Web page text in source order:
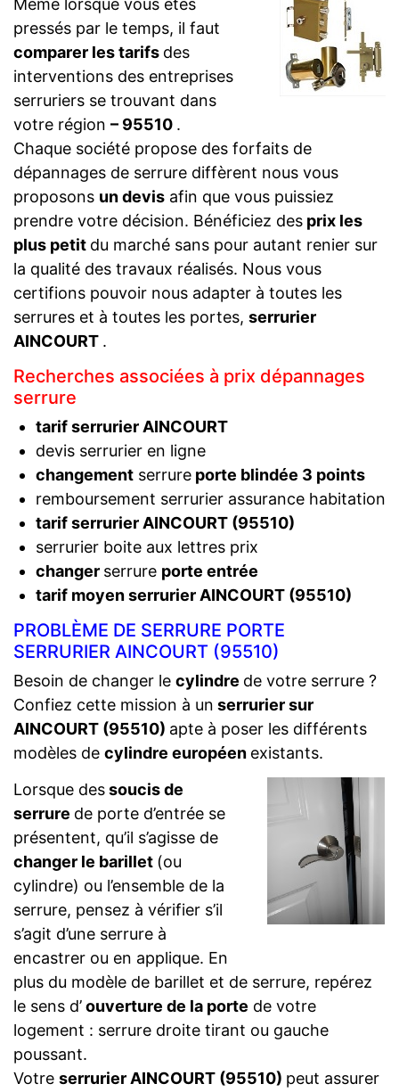
Même lorsque vous êtes
pressés par le temps, il faut
comparer les tarifs des
interventions des entreprises
serruriers se trouvant dans
votre région – 95510 .
Chaque société propose des forfaits de
dépannages de serrure diffèrent nous vous
proposons un devis afin que vous puissiez
prendre votre décision. Bénéficiez des prix les
plus petit du marché sans pour autant renier sur
la qualité des travaux réalisés. Nous vous
certifions pouvoir nous adapter à toutes les
serrures et à toutes les portes, serrurier
AINCOURT .
Recherches associées à prix dépannages
serrure
tarif serrurier AINCOURT
devis serrurier en ligne
changementserrureporte blindée 3 points
remboursement serrurier assurance habitation
tarif serrurier AINCOURT (95510)
serrurier boite aux lettres prix
changer serrure porte entrée
tarif moyen serrurier AINCOURT (95510)
PROBLÈME DE SERRURE PORTE
SERRURIER AINCOURT (95510)
Besoin de changer le cylindre de votre serrure ?
Confiez cette mission à un serrurier sur
AINCOURT (95510) apte à poser les différents
modèles de cylindre européen existants.
Lorsque dessoucis de
serrure de porte d’entrée se
présentent, qu’il s’agisse de
changer le barillet (ou
cylindre) ou l’ensemble de la
serrure, pensez à vérifier s’il
s’agit d’une serrure à
encastrer ou en applique. En
plus du modèle de barillet et de serrure, repérez
le sens d’ouverture de la porte de votre
logement : serrure droite tirant ou gauche
poussant.
Votre serrurier AINCOURT (95510) peut assurer